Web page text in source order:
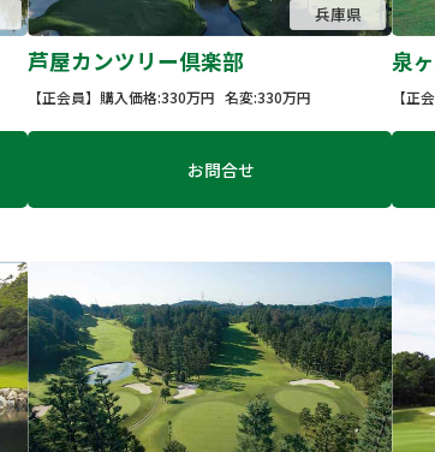
兵庫県
芦屋カンツリー倶楽部
【正会員】 購入価格:330万円 名変:330万円
お問合せ
泉
【正